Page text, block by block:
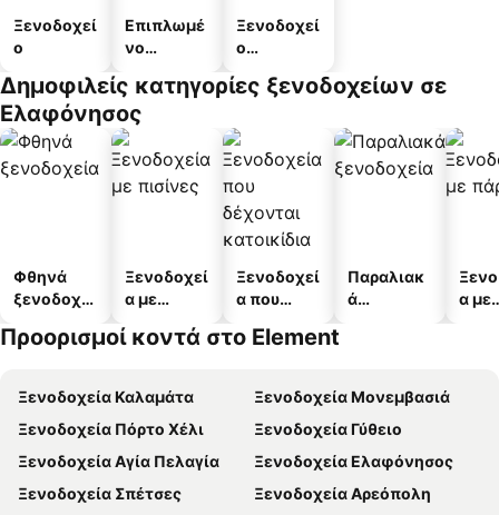
Ξενοδοχεί
ο
Επιπλωμέ
νο
α
Ξενοδοχεί
ο
άτων
Δημοφιλείς κατηγορίες ξενοδοχείων σε
Ελαφόνησος
Φθηνά
ξενοδοχεί
Ξενοδοχεί
α με
Ξενοδοχεί
α που
κατοικίδι
Παραλιακ
ά
α με
Προορισμοί κοντά στο Element
Ξενοδοχεία Καλαμάτα
Ξενοδοχεία Μονεμβασιά
Ξενοδοχεία Πόρτο Χέλι
Ξενοδοχεία Γύθειο
Ξενοδοχεία Αγία Πελαγία
Ξενοδοχεία Ελαφόνησος
Ξενοδοχεία Σπέτσες
Ξενοδοχεία Αρεόπολη